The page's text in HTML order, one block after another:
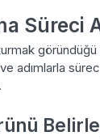
Süreci
adımlarla